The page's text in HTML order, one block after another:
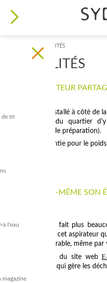
de tri
l'eau
magazine
VOUS ÊTES ICI
> ACTUALITÉS
ACTUALITÉS
UN COMPOSTEUR
Il vient d'être installé à côté de
aux habitants du quartier
alimentaires et de préparation).
Réduction garantie pour le
RÉPARER SOI-MÊME SON
Ce frigo qui ne fait plus
s'allume plus ou cet aspirateur
Et si c'était réparable, même par
C'est l'ambition du site web
l'éco-organisme qui gère les